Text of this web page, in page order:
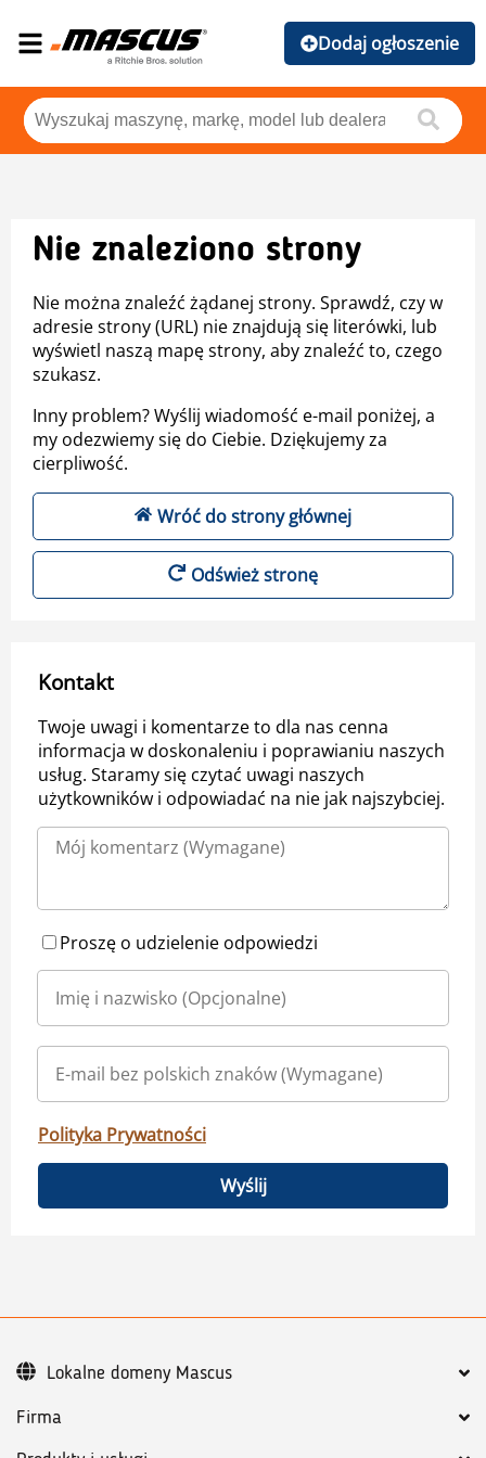
Dodaj ogłoszenie
Nie znaleziono strony
Nie można znaleźć żądanej strony. Sprawdź, czy w
adresie strony (URL) nie znajdują się literówki, lub
wyświetl naszą mapę strony, aby znaleźć to, czego
szukasz.
Inny problem? Wyślij wiadomość e-mail poniżej, a
my odezwiemy się do Ciebie. Dziękujemy za
cierpliwość.
Wróć do strony głównej
Odśwież stronę
Kontakt
Twoje uwagi i komentarze to dla nas cenna
informacja w doskonaleniu i poprawianiu naszych
usług. Staramy się czytać uwagi naszych
użytkowników i odpowiadać na nie jak najszybciej.
Proszę o udzielenie odpowiedzi
Polityka Prywatności
Wyślij
Firma
Lokalne domeny Mascus